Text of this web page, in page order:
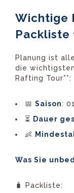
Wichtige
Packliste
Planung ist
die
Rafting Tour**:
📅 Saison:
⏳ Dauer
👶
Was Sie
🧳 Packliste: